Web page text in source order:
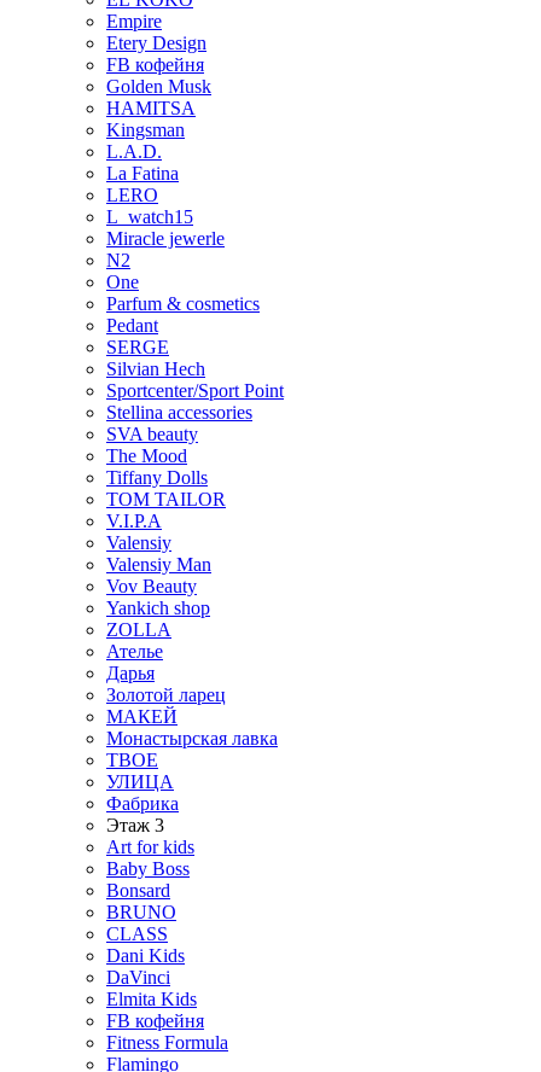
Empire
Etery Design
FB кофейня
Golden Musk
HAMITSA
Kingsman
L.A.D.
La Fatina
LERO
L_watch15
Miracle jewerle
N2
One
Parfum & cosmetics
Pedant
SERGE
Silvian Hech
Sportcenter/Sport Point
Stellina accessories
SVA beauty
The Mood
Tiffany Dolls
TOM TAILOR
V.I.P.A
Valensiy
Valensiy Man
Vov Beauty
Yankich shop
ZOLLA
Ателье
Дарья
Золотой ларец
МАКЕЙ
Монастырская лавка
ТВОЕ
УЛИЦА
Фабрика
Этаж 3
Art for kids
Baby Boss
Bonsard
BRUNO
CLASS
Dani Kids
DaVinci
Elmita Kids
FB кофейня
Fitness Formula
Flamingo